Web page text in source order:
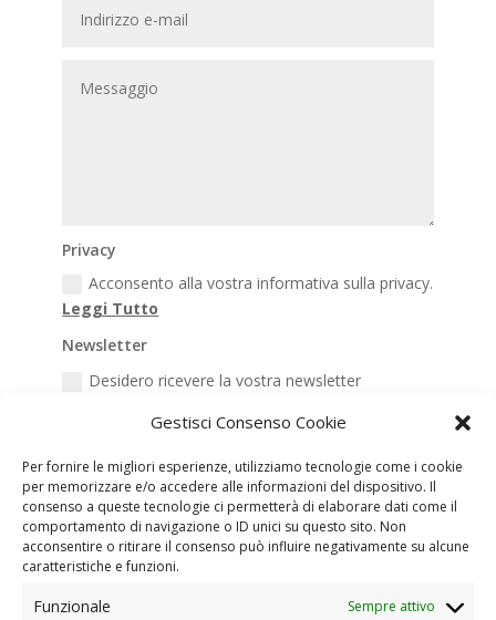
Gestisci Consenso Cookie
Per fornire le migliori esperienze, utilizziamo tecnologie come i cookie
per memorizzare e/o accedere alle informazioni del dispositivo. Il
consenso a queste tecnologie ci permetterà di elaborare dati come il
comportamento di navigazione o ID unici su questo sito. Non
acconsentire o ritirare il consenso può influire negativamente su alcune
caratteristiche e funzioni.
Funzionale Sempre attivo
Privacy
Acconsento alla vostra informativa sulla privacy.
Leggi Tutto
Newsletter
Desidero ricevere la vostra newsletter